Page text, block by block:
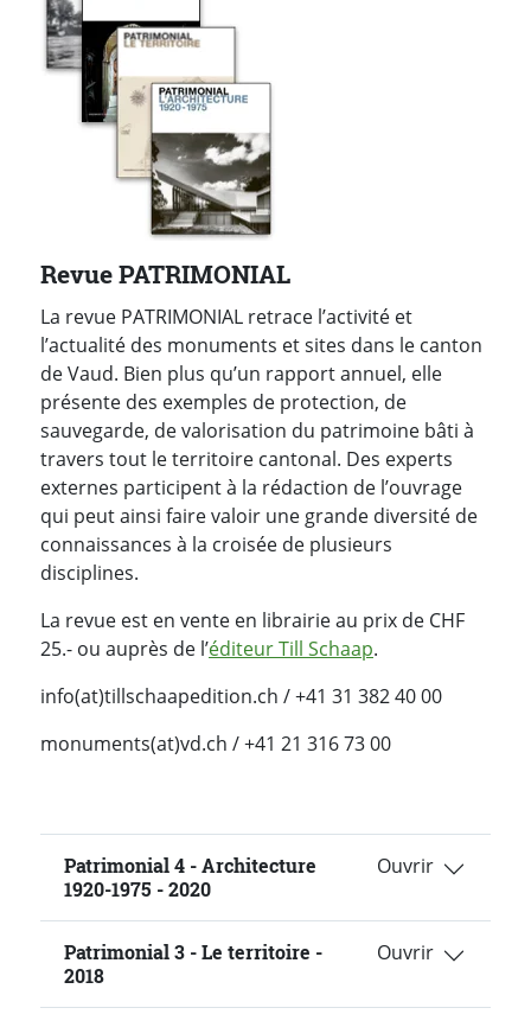
Revue PATRIMONIAL
La revue PATRIMONIAL retrace l’activité et
l’actualité des monuments et sites dans le canton
de Vaud. Bien plus qu’un rapport annuel, elle
présente des exemples de protection, de
sauvegarde, de valorisation du patrimoine bâti à
travers tout le territoire cantonal. Des experts
externes participent à la rédaction de l’ouvrage
qui peut ainsi faire valoir une grande diversité de
connaissances à la croisée de plusieurs
disciplines.
La revue est en vente en librairie au prix de CHF
25.- ou auprès de l’éditeur Till Schaap.
info(at)tillschaapedition.ch / +41 31 382 40 00
monuments(at)vd.ch / +41 21 316 73 00
Patrimonial 4 - Architecture
1920-1975 - 2020
Patrimonial 3 - Le territoire -
2018